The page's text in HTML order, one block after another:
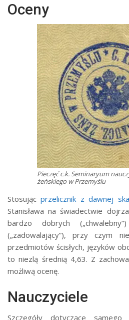
Oceny
Pieczęć c.k. Seminaryum
żeńskiego w Przemyślu
Stosującprzelicznik z dawnej
Stanisława na świadectwie
bardzo dobrych
(„zadowalający”), przy czym
przedmiotów ścisłych, języków
to niezlą średnią 4,63. Z
możliwą ocenę.
Nauczyciele
Szczegóły dotyczące